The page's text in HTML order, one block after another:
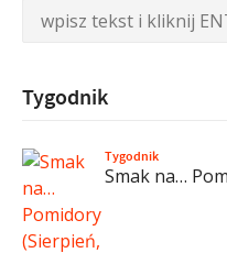
Tygodnik
Tygodnik
Smak na…